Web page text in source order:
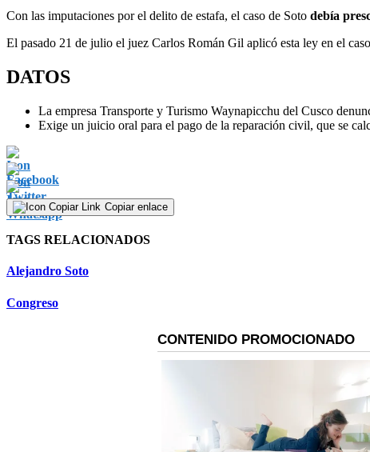
Con las imputaciones por el delito de estafa, el caso de Soto debía
El pasado 21 de julio el juez Carlos Román Gil aplicó esta ley en el
DATOS
La empresa Transporte y Turismo Waynapicchu del Cusco
Exige un juicio oral para el pago de la reparación civil, que se
Copiar enlace
TAGS RELACIONADOS
Alejandro Soto
Congreso